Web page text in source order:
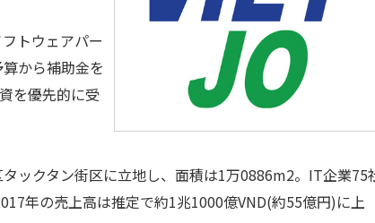
トウェアパー
から補助金を
を優先的に受
ックタン街区に立地し、面積は1万0886m2。IT企業75
年の売上高は推定で約1兆1000億VND(約55億円)に上